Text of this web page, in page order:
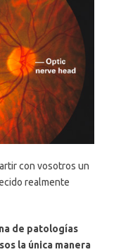
con vosotros un
realmente
de patologías
la única manera